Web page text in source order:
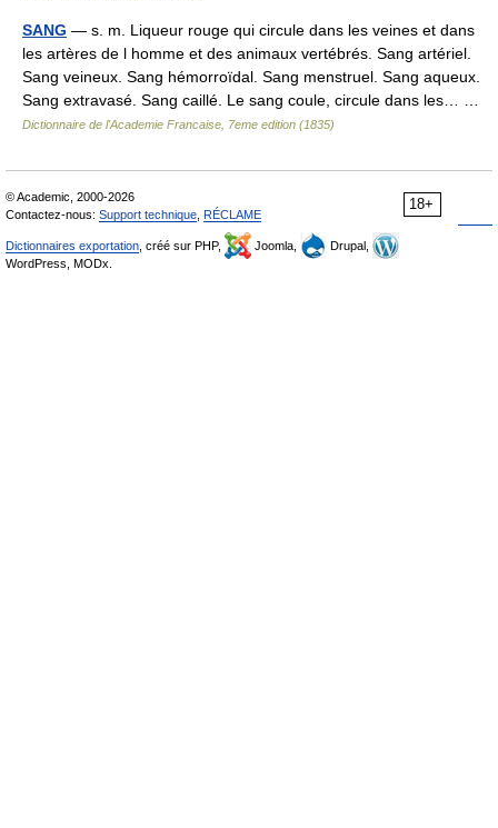
SANG — s. m. Liqueur rouge qui circule dans les veines et dans
les artères de l homme et des animaux vertébrés. Sang artériel.
Sang veineux. Sang hémorroïdal. Sang menstruel. Sang aqueux.
Sang extravasé. Sang caillé. Le sang coule, circule dans les… …
Dictionnaire de l'Academie Francaise, 7eme edition (1835)
18+
© Academic, 2000-2026
Contactez-nous: Support technique RÉCLAME
Dictionnaires exportation , créé sur PHP, Joomla,
Drupal,
WordPress, MODx.